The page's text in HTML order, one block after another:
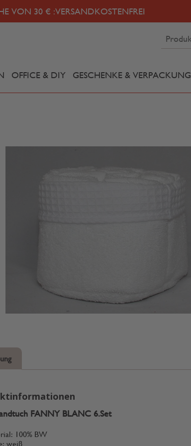
VON 30 € :VERSANDKOSTENFREI
OFFICE & DIY GESCHENKE & VERPACKUNG
FANNY BLANC 6.Set
100% BW
weiß